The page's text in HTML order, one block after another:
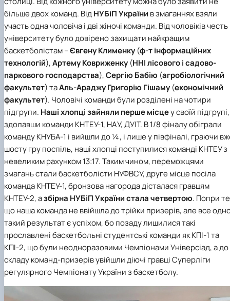
Іноземні мови
Працевлаштування
Їдальні та буфети
Студентські квитки
Центр вивчення мов
Психологічна підтримка
Інклюзивне середовище
Рада молодих вчених
Наукові школи
Стартап школа НУБіП України
Методичні рекомендації, пам'ятки
Форми документів
Патентно-ліцензійна діяльність
ЦКНО «Агропромисловий комплекс, лісове і
садово-паркове господарство, ветеринарна
медицина»
Обладнання НУБіП України
Біоетична комісія
Наукові видання
Досліднику та автору
Звіт про проведення НТЗ
Наукові журнали НУБіП України
Наукові журнали НУБіП України (English)
Пам'ятка про проведення науково-
заходів
Порядок планування та організації
проведення НТЗ
Результати науково-технічних заходів
Монографії
Наука для бізнесу
Каталог наукових послуг
«SEB-2024»
«SEB-2025»
Наглядова рада
Рада роботодавців
Благодійний фонд «Голосіївська ініціатива
2020»
Історія університету
Видатні випускники та працівники
Звіт ректора
Пам'яті захисників України
Почесні доктори і професори НУБіП України
Пресслужба
Університетський кур'єр
Вибори ректора
Програма розвитку університету
ініціатива – 2025»
Доступ до публічної інформації
Державні закупівлі
Офіційна символіка
Антикорупційні заходи
Уповноважена особа з питань запобігання
виявлення корупції
Положення про антикорупційного
уповноваженого НУБіП України
Національні нормативно-правові акти
Нормативно-правові акти НУБіП України
Інформаційні ресурси НАЗК
Методичні роз’яснення НАЗК
Антикорупційні заходи
Гендерна радниця
Контактна інформація
більше двох команд. ВідНУБіП України в змаганнях взяли
участь одна чоловіча і дві жіночі команди. Від чоловіків честь
університету було довірено захищати найкращим
баскетболістам –Євгену Клименку(ф-т інформаційних
технологій),Артему Ковриженку(ННІ лісового і садово-
паркового господарства),Сергію Бабію (агробіологічний
факультет) таАль-Араджу Григорію Гішаму(економічний
факультет). Чоловічі команди були розділені на чотири
підгрупи. Наші хлопці зайняли перше місцеу своїй підгрупі,
здолавши команди КНТЕУ-1, НАУ, ДУІТ. В 1/8 фіналу обіграли
команду КНУБА-1 і вийшли до ¼, і лише у півфіналі, граючи
шосту гру поспіль, наші хлопці поступилися команді КНТЕУ з
невеликим рахунком 13:17. Таким чином, переможцями
змагань стали баскетболісти НУФВСУ, друге місце посіла
команда КНТЕУ-1, бронзова нагорода дісталася гравцям
КНТЕУ-2, азбірна НУБіП України стала четвертою. Попри
що наша команда не ввійшла до трійки призерів, але все
такий результат є успіхом, бо позаду лишилися такі
прославлені баскетбольні студентські команди як КПІ-1 та
КПІ-2, що були неодноразовими Чемпіонами Універсіад, а до
складу команд-призерів увійшли діючі гравці Суперліги
регулярного Чемпіонату України з баскетболу.